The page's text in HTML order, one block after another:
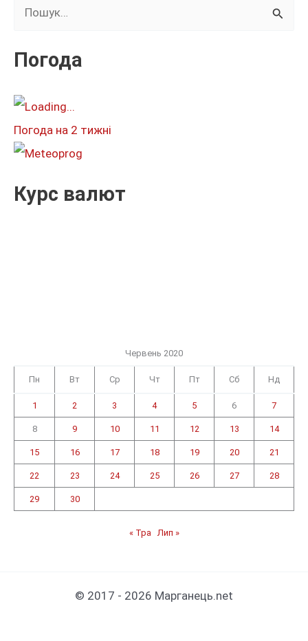
к
т
:
Погода
Погода на 2 тижні
Курс валют
Червень 2020
Пн Вт Ср Чт Пт Сб Нд
1 2 3 4 5 6 7
8 9 10 11 12 13 14
15 16 17 18 19 20 21
22 23 24 25 26 27 28
29 30
« Тра Лип »
© 2017 - 2026 Марганець.net